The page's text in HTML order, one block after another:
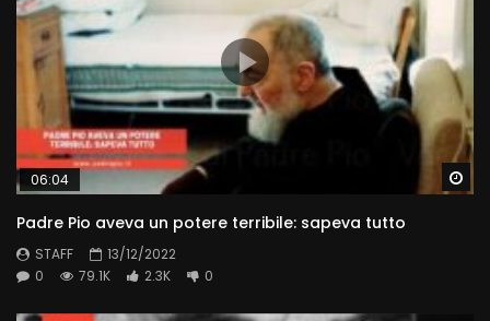
06:04
Padre Pio aveva un potere terribile: sapeva tutto
STAFF
13/12/2022
0
79.1K 2.3K 0